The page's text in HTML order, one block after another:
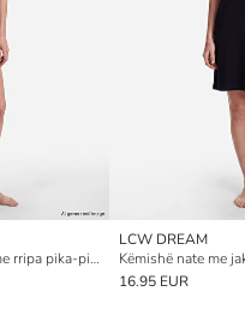
Set pizhamash të shkurtra me rripa pika-pika për gra
LCW DREAM
Këmishë nate me
16.95 EUR